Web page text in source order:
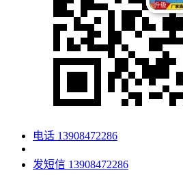
电话 13908472286
发短信 13908472286